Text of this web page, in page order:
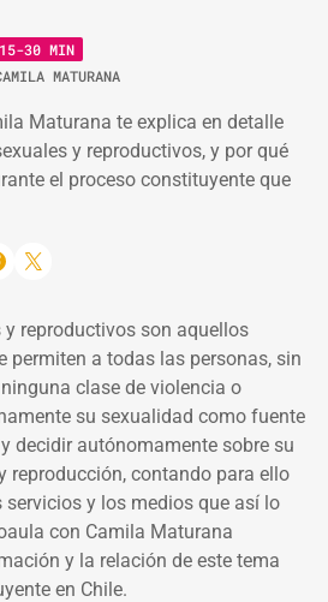
15-30 MIN
MATURANA
Maturana te explica en detalle
y reproductivos, y por qué
el proceso constituyente que
y reproductivos son aquellos
permiten a todas las personas, sin
clase de violencia o
su sexualidad como fuente
decidir autónomamente sobre su
reproducción, contando para ello
y los medios que así lo
con Camila Maturana
y la relación de este tema
en Chile.